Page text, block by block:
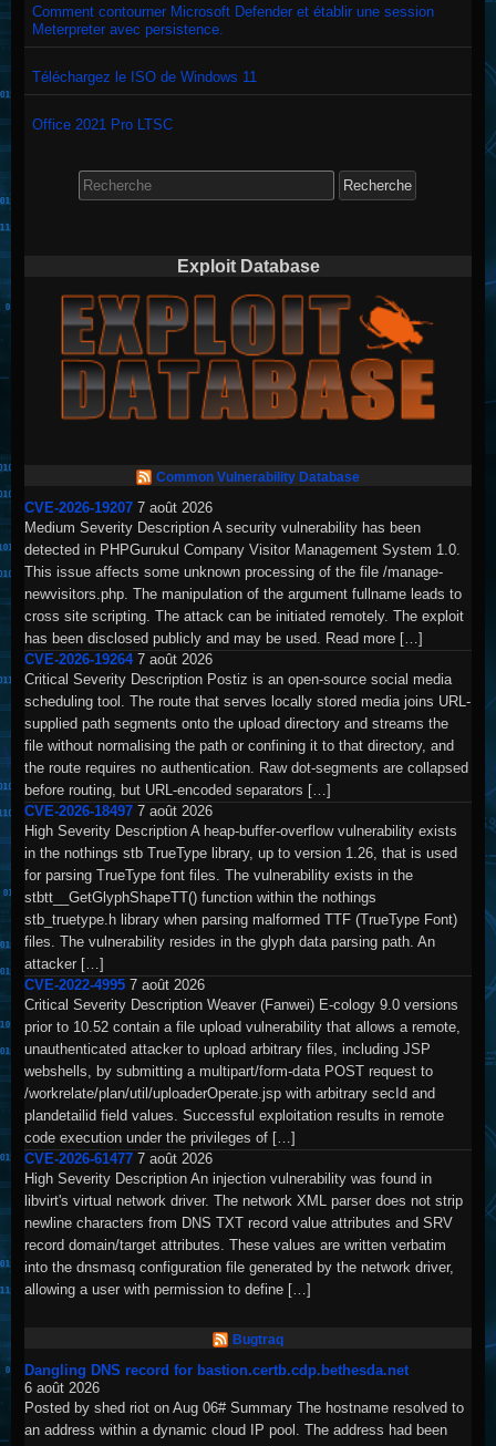
Comment contourner Microsoft Defender et établir une session
Meterpreter avec persistence.
Téléchargez le ISO de Windows 11
Office 2021 Pro LTSC
for:
Exploit Database
Common Vulnerability Database
CVE-2026-19207 7 août 2026
Medium Severity Description A security vulnerability has been
detected in PHPGurukul Company Visitor Management System 1.0.
This issue affects some unknown processing of the file /manage-
newvisitors.php. The manipulation of the argument fullname leads to
cross site scripting. The attack can be initiated remotely. The exploit
has been disclosed publicly and may be used. Read more […]
CVE-2026-19264 7 août 2026
Critical Severity Description Postiz is an open-source social media
scheduling tool. The route that serves locally stored media joins URL-
supplied path segments onto the upload directory and streams the
file without normalising the path or confining it to that directory, and
the route requires no authentication. Raw dot-segments are collapsed
before routing, but URL-encoded separators […]
CVE-2026-18497 7 août 2026
High Severity Description A heap-buffer-overflow vulnerability exists
in the nothings stb TrueType library, up to version 1.26, that is used
for parsing TrueType font files. The vulnerability exists in the
stbtt__GetGlyphShapeTT() function within the nothings
stb_truetype.h library when parsing malformed TTF (TrueType Font)
files. The vulnerability resides in the glyph data parsing path. An
attacker […]
CVE-2022-4995 7 août 2026
Critical Severity Description Weaver (Fanwei) E-cology 9.0 versions
prior to 10.52 contain a file upload vulnerability that allows a remote,
unauthenticated attacker to upload arbitrary files, including JSP
webshells, by submitting a multipart/form-data POST request to
/workrelate/plan/util/uploaderOperate.jsp with arbitrary secId and
plandetailid field values. Successful exploitation results in remote
code execution under the privileges of […]
CVE-2026-61477 7 août 2026
High Severity Description An injection vulnerability was found in
libvirt's virtual network driver. The network XML parser does not strip
newline characters from DNS TXT record value attributes and SRV
record domain/target attributes. These values are written verbatim
into the dnsmasq configuration file generated by the network driver,
allowing a user with permission to define […]
Bugtraq
Dangling DNS record for bastion.certb.cdp.bethesda.net
6 août 2026
Posted by shed riot on Aug 06# Summary The hostname resolved to
an address within a dynamic cloud IP pool. The address had been